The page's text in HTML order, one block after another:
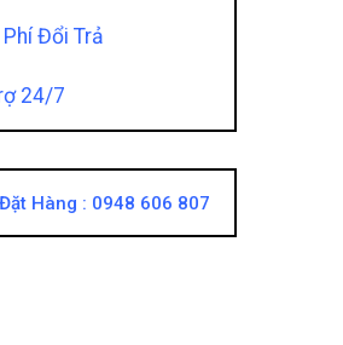
Đổi Trả
24/7
Hàng : 0948 606 807